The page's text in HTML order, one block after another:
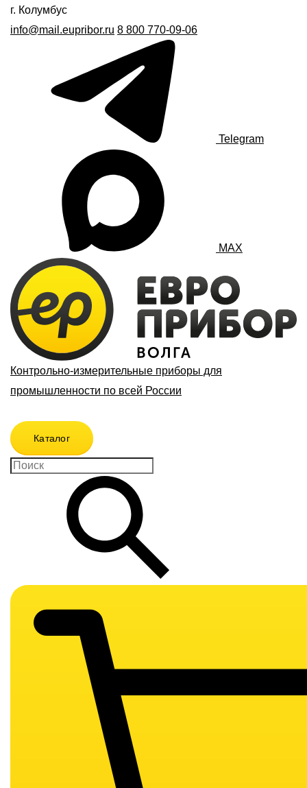
г. Колумбус
info@mail.eupribor.ru 8 800 770-09-06
Telegram
MAX
Контрольно-измерительные приборы для
промышленности по всей России
Каталог